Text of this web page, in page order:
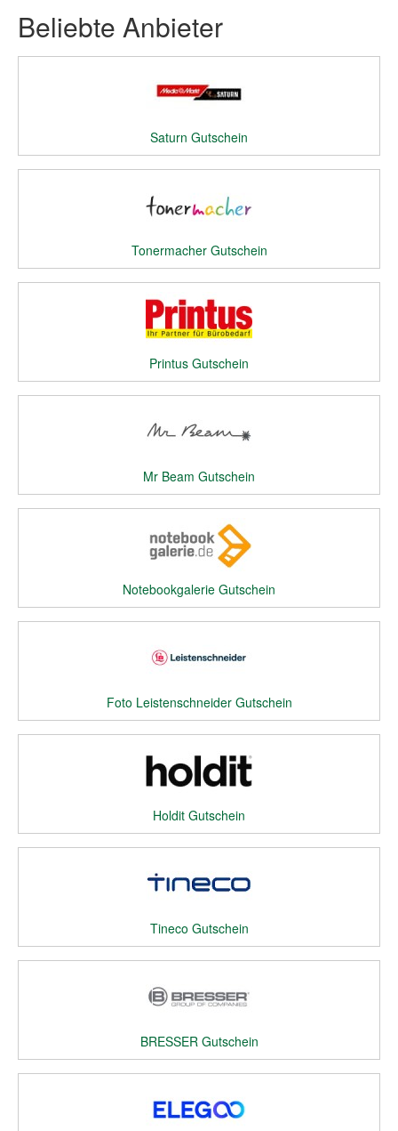
Beliebte Anbieter
Saturn Gutschein
Tonermacher Gutschein
Printus Gutschein
Mr Beam Gutschein
Notebookgalerie Gutschein
Foto Leistenschneider Gutschein
Holdit Gutschein
Tineco Gutschein
BRESSER Gutschein